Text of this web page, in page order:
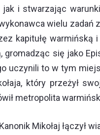
jak i stwarzając
wielu zadań
kapitułę warmińską
gromadząc się jako
uczynili to w tym
który przeżył
metropolita
Mikołaj łączył